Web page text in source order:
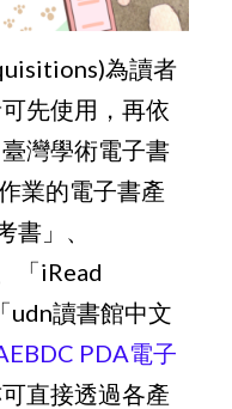
為讀者
先使用，再依
臺灣學術電子書
業的電子書產
」、
「iRead
udn讀書館中文
PDA電子
直接透過各產